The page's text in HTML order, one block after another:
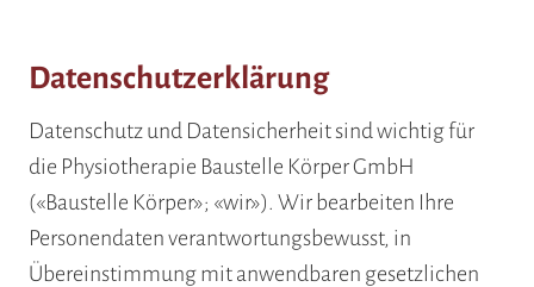
Datenschutzerklärung
Datenschutz und Datensicherheit sind wichtig für
die Physiotherapie Baustelle Körper GmbH
(«Baustelle Körper»; «wir»). Wir bearbeiten Ihre
Personendaten verantwortungsbewusst, in
Übereinstimmung mit anwendbaren gesetzlichen